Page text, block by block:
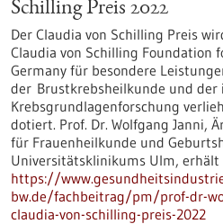
Schilling Preis 2022
Der Claudia von Schilling Preis
Claudia von Schilling Foundation
Germany für besondere
der Brustkrebsheilkunde und der
Krebsgrundlagenforschung
dotiert. Prof. Dr. Wolfgang Janni,
für Frauenheilkunde und
Universitätsklinikums Ulm, erhält
https://
bw.de/fachbeitrag/pm/prof-dr-
claudia-von-schilling-preis-2022